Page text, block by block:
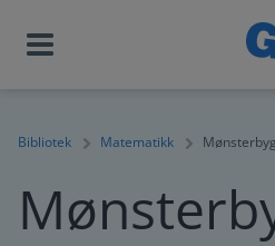
Bibliotek Matematikk